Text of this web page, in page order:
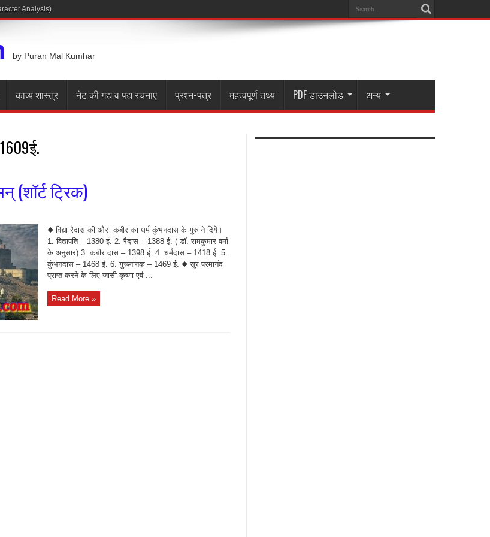
Analysis)
by Puran Mal Kumhar
काव्य शास्त्र नेट की गद्य व पद्य रचनाए प्रश्न-पत्र महत्वपूर्ण तथ्य PDF डाउनलोड अन्य
(शॉर्ट ट्रिक)
◆ विद्या रैदास की और कबीर का धर्म कुंभनदास के गुरु ने दिये।
1. विद्यापति – 1380 ई. 2. रैदास – 1388 ई. ( डॉ. रामकुमार वर्मा
के अनुसार) 3. कबीर दास – 1398 ई. 4. धर्मदास – 1418 ई. 5.
कुंभनदास – 1468 ई. 6. गुरूनानक – 1469 ई. ◆ सूर परमानंद
प्राप्त करने के लिए जासी कृष्णा एवं ...
Read More »